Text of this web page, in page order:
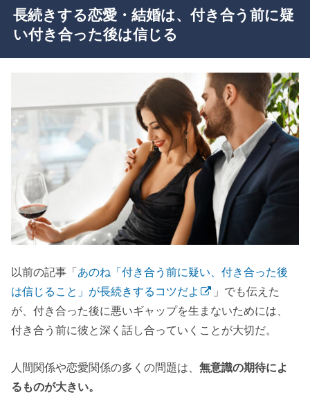
長続きする恋愛・結婚は、付き合う前に疑
い付き合った後は信じる
以前の記事「あのね「付き合う前に疑い、付き合った後
は信じること」が長続きするコツだよ
」でも伝えた
が、付き合った後に悪いギャップを生まないためには、
付き合う前に彼と深く話し合っていくことが大切だ。
人間関係や恋愛関係の多くの問題は、無意識の期待によ
るものが大きい。